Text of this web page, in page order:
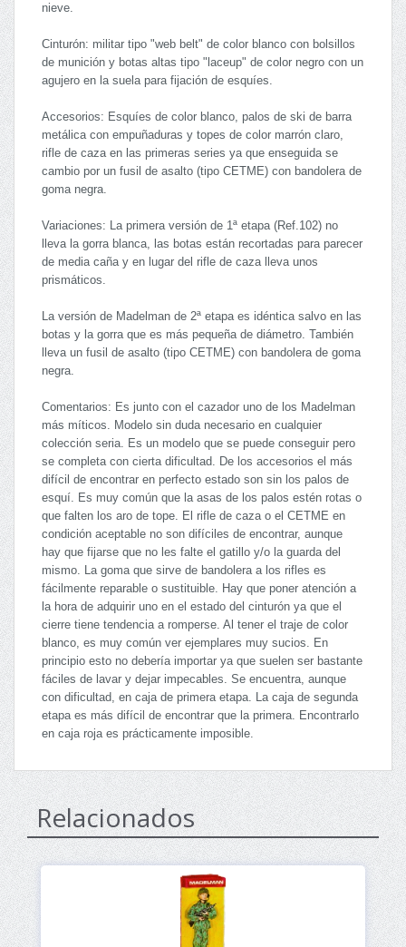
nieve.
Cinturón: militar tipo "web belt" de color blanco con bolsillos
de munición y botas altas tipo "laceup" de color negro con un
agujero en la suela para fijación de esquíes.
Accesorios: Esquíes de color blanco, palos de ski de barra
metálica con empuñaduras y topes de color marrón claro,
rifle de caza en las primeras series ya que enseguida se
cambio por un fusil de asalto (tipo CETME) con bandolera de
goma negra.
Variaciones: La primera versión de 1ª etapa (Ref.102) no
lleva la gorra blanca, las botas están recortadas para parecer
de media caña y en lugar del rifle de caza lleva unos
prismáticos.
La versión de Madelman de 2ª etapa es idéntica salvo en las
botas y la gorra que es más pequeña de diámetro. También
lleva un fusil de asalto (tipo CETME) con bandolera de goma
negra.
Comentarios: Es junto con el cazador uno de los Madelman
más míticos. Modelo sin duda necesario en cualquier
colección seria. Es un modelo que se puede conseguir pero
se completa con cierta dificultad. De los accesorios el más
difícil de encontrar en perfecto estado son sin los palos de
esquí. Es muy común que la asas de los palos estén rotas o
que falten los aro de tope. El rifle de caza o el CETME en
condición aceptable no son difíciles de encontrar, aunque
hay que fijarse que no les falte el gatillo y/o la guarda del
mismo. La goma que sirve de bandolera a los rifles es
fácilmente reparable o sustituible. Hay que poner atención a
la hora de adquirir uno en el estado del cinturón ya que el
cierre tiene tendencia a romperse. Al tener el traje de color
blanco, es muy común ver ejemplares muy sucios. En
principio esto no debería importar ya que suelen ser bastante
fáciles de lavar y dejar impecables. Se encuentra, aunque
con dificultad, en caja de primera etapa. La caja de segunda
etapa es más difícil de encontrar que la primera. Encontrarlo
en caja roja es prácticamente imposible.
Relacionados